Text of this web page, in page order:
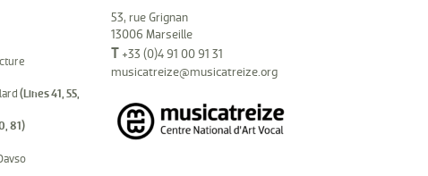
(Lines 41, 55,
81)
53, rue Grignan
13006 Marseille
T +33 (0)4 91 00 91 31
musicatreize@musicatreize.org